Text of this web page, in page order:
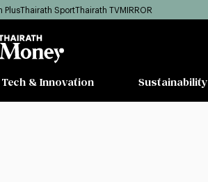
PlusThairath SportThairath TVMIRROR
Tech & Innovation Sustainability